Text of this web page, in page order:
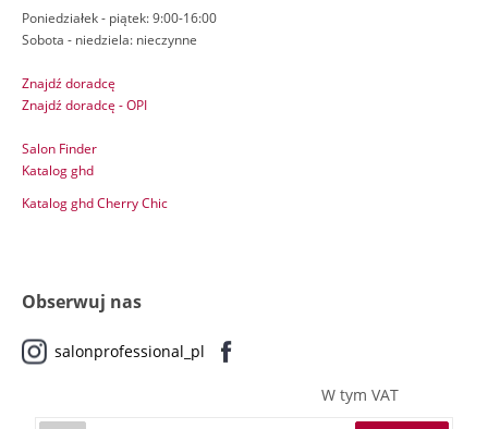
W tym VAT
Poniedziałek - piątek: 9:00-16:00
Sobota - niedziela: nieczynne
Znajdź doradcę
Znajdź doradcę - OPI
Salon Finder
Katalog ghd
Katalog ghd Cherry Chic
Obserwuj nas
salonprofessional_pl